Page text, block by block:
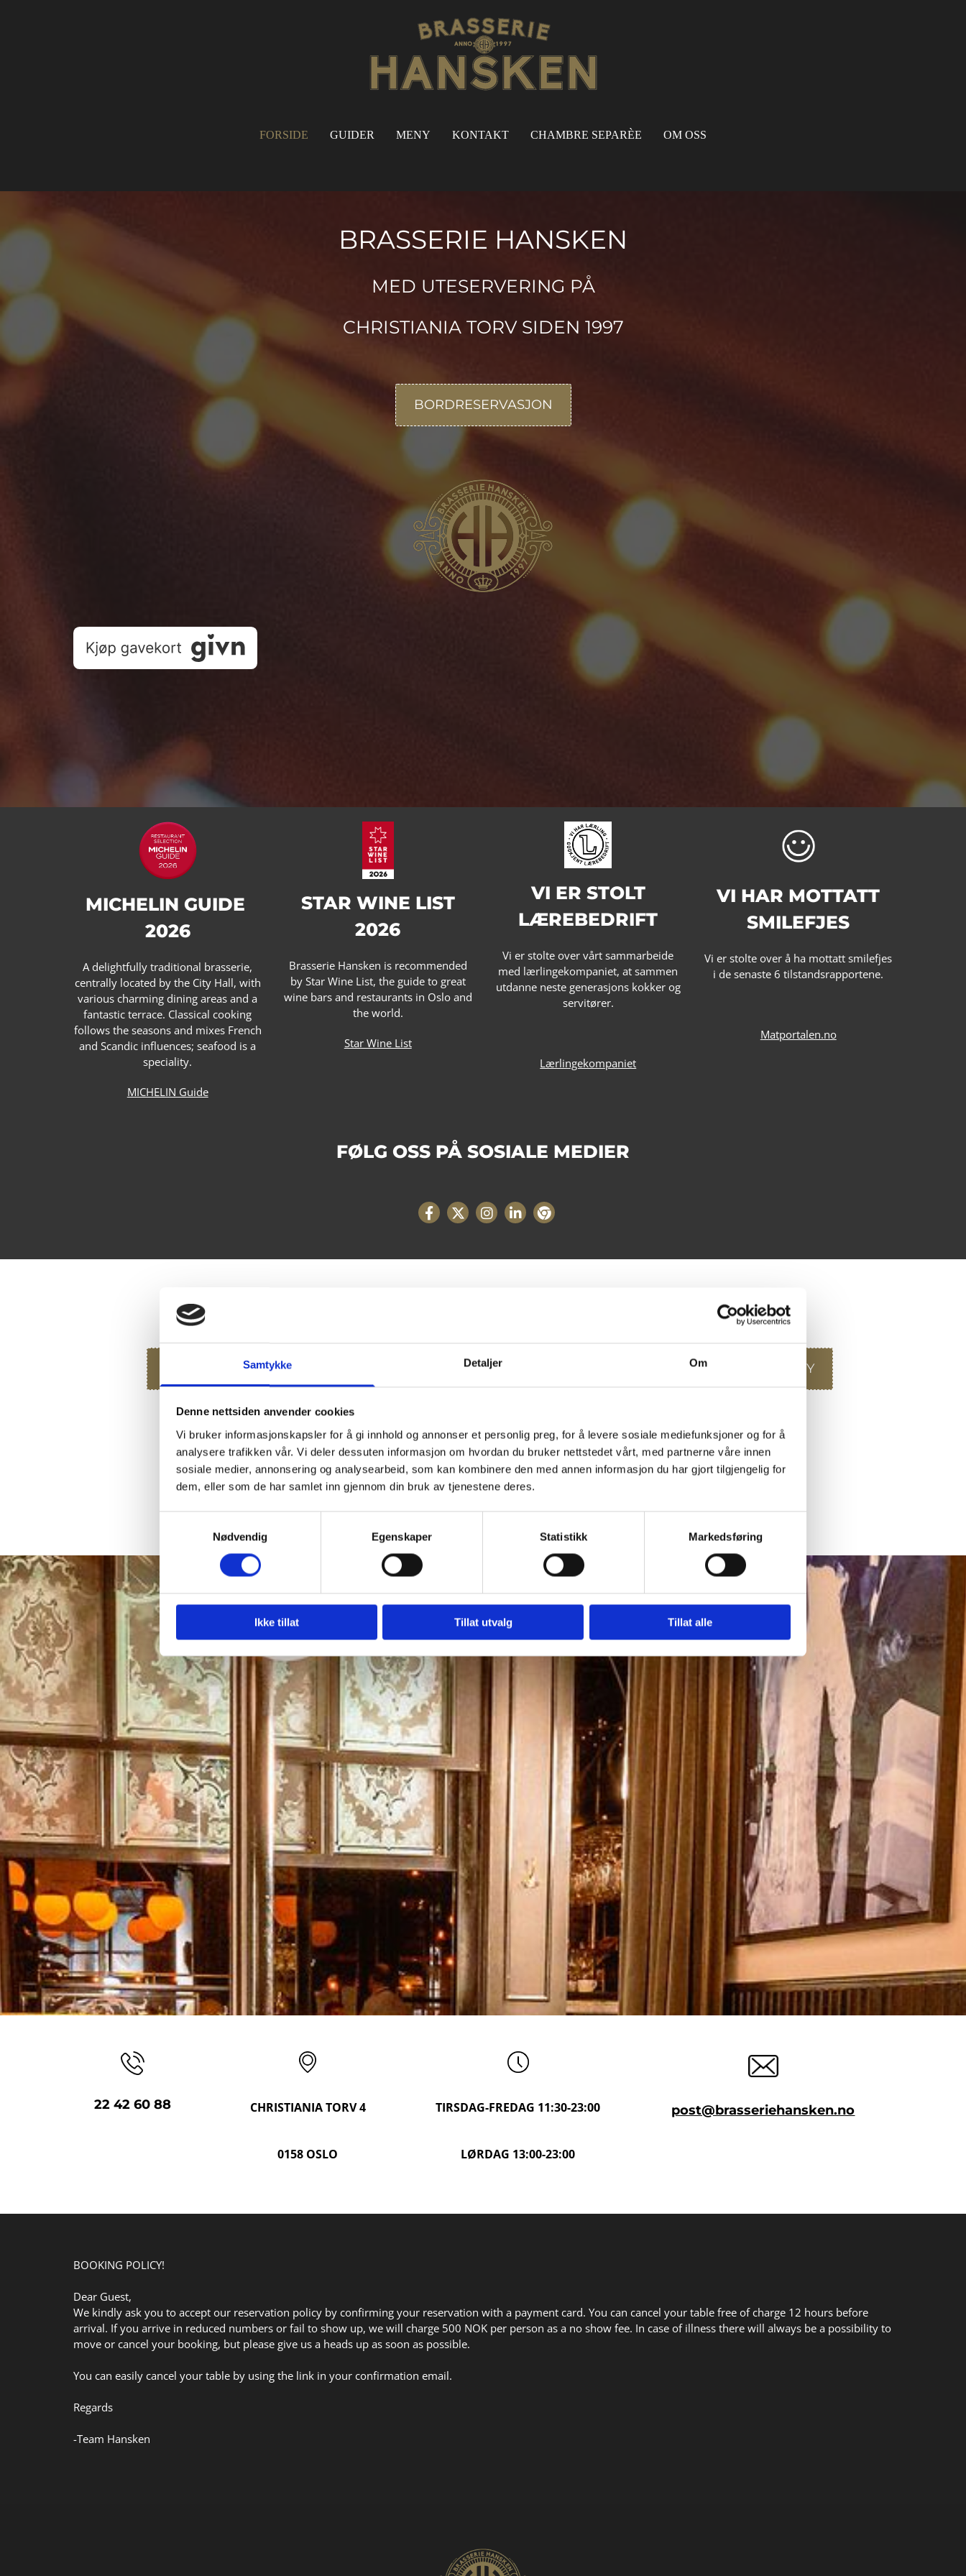
Samtykke Detaljer Om
Denne nettsiden anvender cookies
Vi bruker informasjonskapsler for å gi innhold og annonser et personlig preg, for å levere sosiale mediefunksjoner og for å
analysere trafikken vår. Vi deler dessuten informasjon om hvordan du bruker nettstedet vårt, med partnerne våre innen
sosiale medier, annonsering og analysearbeid, som kan kombinere den med annen informasjon du har gjort tilgjengelig for
dem, eller som de har samlet inn gjennom din bruk av tjenestene deres.
Nødvendig
Egenskaper Statistikk Markedsføring
Ikke tillat Tillat utvalg Tillat alle
FORSIDE GUIDER MENY KONTAKT CHAMBRE SEPARÈE OM OSS
BRASSERIE HANSKEN
MED UTESERVERING PÅ
CHRISTIANIA TORV SIDEN 1997
BORDRESERVASJON
MICHELIN GUIDE
2026
A delightfully traditional brasserie,
centrally located by the City Hall, with
various charming dining areas and a
fantastic terrace. Classical cooking
follows the seasons and mixes French
and Scandic influences; seafood is a
speciality.
MICHELIN Guide
STAR WINE LIST
2026
Brasserie Hansken is recommended
by Star Wine List, the guide to great
wine bars and restaurants in Oslo and
the world.
Star Wine List
VI ER STOLT
LÆREBEDRIFT
Vi er stolte over vårt sammarbeide
med lærlingekompaniet, at sammen
utdanne neste generasjons kokker og
servitører.
Lærlingekompaniet
VI HAR MOTTATT
SMILEFJES
Vi er stolte over å ha mottatt smilefjes
i de senaste 6 tilstandsrapportene.
Matportalen.no
FØLG OSS PÅ SOSIALE MEDIER
LUNSJ MENY KVELD MENY
MELD DEG PÅ VÅRES NYHETS BREV
22 42 60 88 CHRISTIANIATORV 4
0158 OSLO
TIRSDAG-FREDAG 11:30-23:00
LØRDAG 13:00-23:00
post@brasseriehansken.no
BOOKING POLICY!
Dear Guest,
We kindly ask you to accept our reservation policy by confirming your reservation with a payment card. You can cancel your table free of charge 12 hours before
arrival. If you arrive in reduced numbers or fail to show up, we will charge 500 NOK per person as a no show fee. In case of illness there will always be a possibility to
move or cancel your booking, but please give us a heads up as soon as possible.
You can easily cancel your table by using the link in your confirmation email.
Regards
-Team Hansken